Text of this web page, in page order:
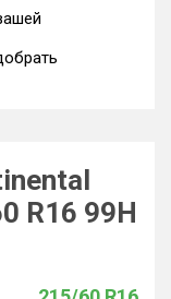
R16 99H